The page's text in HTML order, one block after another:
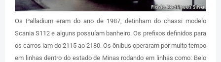
Os Palladium eram do ano de 1987, detinham do chassi modelo
Scania S112 e alguns possuíam banheiro. Os prefixos definidos para
os carros iam do 2115 ao 2180. Os ônibus operaram por muito tempo
em linhas dentro do estado de Minas rodando em linhas como: Belo